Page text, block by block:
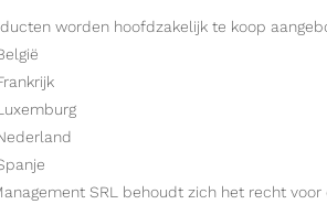
worden hoofdzakelijk te koop
SRL behoudt zich het recht